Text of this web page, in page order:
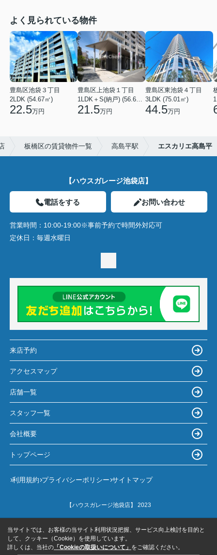
よく見られている物件
豊島区池袋３丁目
2LDK (54.67㎡)
22.5万円
豊島区上池袋１丁目
1LDK＋S(納戸) (56.61㎡)
21.5万円
豊島区東池袋４丁目
3LDK (75.01㎡)
44.5万円
板橋区の賃貸物件一覧 高島平駅 エスカリエ高島平
【ハウスガレージ池袋店】
電話をする お問い合わせ
営業時間： 10:00-19:00※事前予約で時間外対応可
定休日： 毎週水曜日
来店予約
アクセスマップ
店舗一覧
スタッフ一覧
会社概要
トップページ
利用規約 プライバシーポリシー サイトマップ
【ハウスガレージ池袋店】 2023
当サイトでは、お客様の当サイト利用状況把握、サービス向上検討を目的と
して、クッキー（Cookie）を使用しています。
詳しくは、当社の 「Cookieの取扱いについて」 をご確認ください。